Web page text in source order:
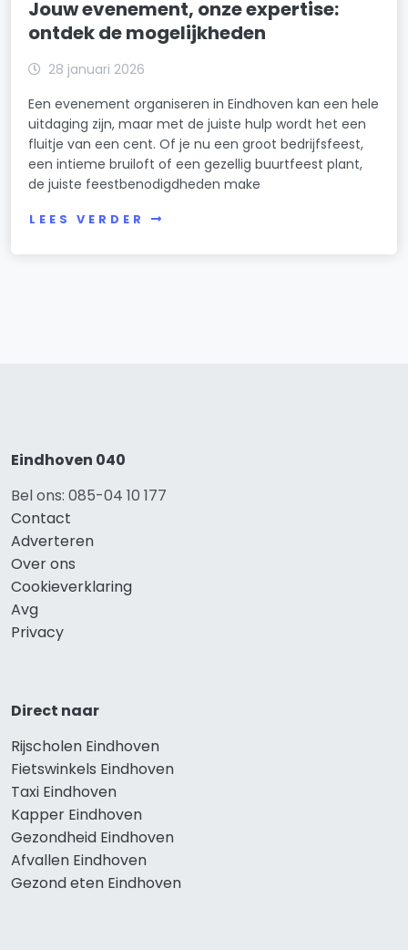
Jouw evenement, onze expertise:
ontdek de mogelijkheden
28 januari 2026
Een evenement organiseren in Eindhoven kan een hele
uitdaging zijn, maar met de juiste hulp wordt het een
fluitje van een cent. Of je nu een groot bedrijfsfeest,
een intieme bruiloft of een gezellig buurtfeest plant,
de juiste feestbenodigdheden make
LEES VERDER
Eindhoven 040
Bel ons: 085-04 10 177
Contact
Adverteren
Over ons
Cookieverklaring
Avg
Privacy
Direct naar
Rijscholen Eindhoven
Fietswinkels Eindhoven
Taxi Eindhoven
Kapper Eindhoven
Gezondheid Eindhoven
Afvallen Eindhoven
Gezond eten Eindhoven